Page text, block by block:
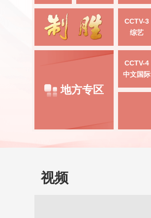
CCTV-3
综艺
地方专区
CCTV-4
中文国际
视频